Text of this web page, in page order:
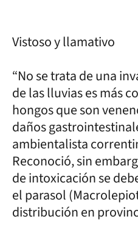
Vistoso y llamativo
“No se trata de una
de las lluvias es más
hongos que son
daños
ambientalista
Reconoció, sin
de intoxicación se
el parasol
distribución en